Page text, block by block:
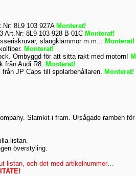
8L9 103 927A Monterat!
Art.Nr: 8L9 103 928 B 01C Monterat!
slangklämmor m.m... Monterat!
Monterat!
Ombyggd för att sitta rakt med motorn!
från Audi R8. Monterat!
JP Caps till spolarbehållaren. Monterat!
Slamkit i fram. Ursågade ramben
listan.
överstyling.
listan, och det med artikelnummer…